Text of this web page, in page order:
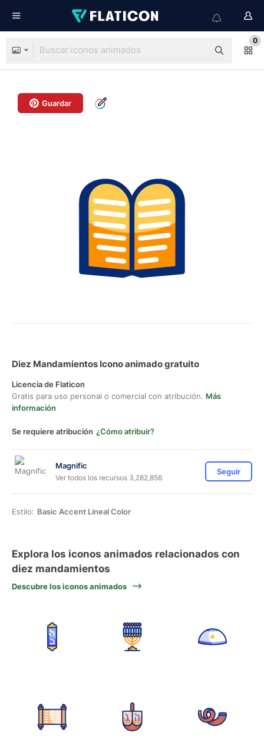
0
Guardar
Diez Mandamientos Icono animado gratuito
Licencia de Flaticon
Gratis para uso personal o comercial con atribución. Más
información
Se requiere atribución ¿Cómo atribuir?
Magnific
Ver todos los recursos 3,282,856
Seguir
Estilo: Basic Accent Lineal Color
Explora los iconos animados relacionados con
diez mandamientos
Descubre los iconos animados